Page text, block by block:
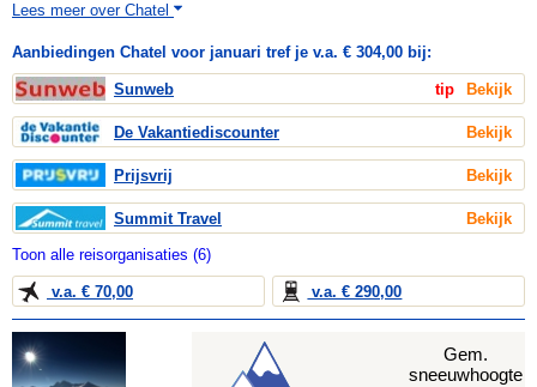
Lees meer over Chatel
Aanbiedingen Chatel voor januari tref je v.a. € 304,00 bij:
Sunweb tip Bekijk
De Vakantiediscounter Bekijk
Prijsvrij Bekijk
Summit Travel
Bekijk
Toon alle reisorganisaties (6)
v.a. € 70,00 v.a. € 290,00
Gem.
sneeuwhoogte